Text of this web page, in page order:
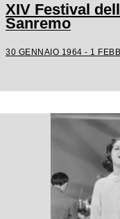
XIV Festival
Sanremo
30 GENNAIO 1964 - 1